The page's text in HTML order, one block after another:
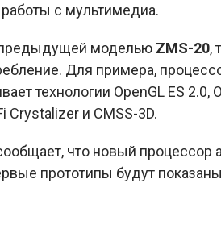
с мультимедиа.
предыдущей моделью ZMS-20,
Для примера,
технологии OpenGL ES 2.0,
Crystalizer и CMSS-3D.
что новый
прототипы будут